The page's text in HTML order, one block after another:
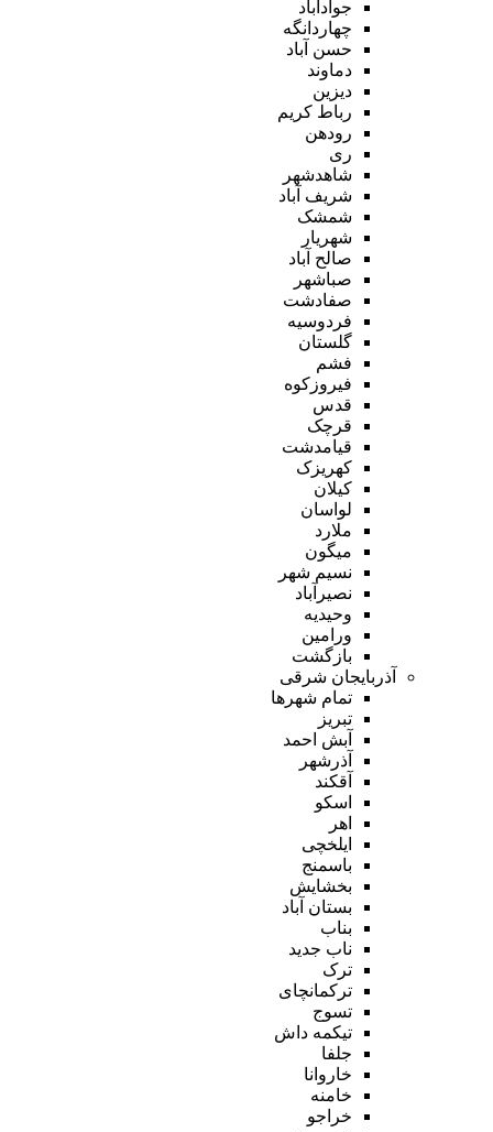
جوادآباد
چهاردانگه
حسن آباد
دماوند
دیزین
رباط کریم
رودهن
ری
شاهدشهر
شریف آباد
شمشک
شهریار
صالح آباد
صباشهر
صفادشت
فردوسیه
گلستان
فشم
فیروزکوه
قدس
قرچک
قیامدشت
کهریزک
کیلان
لواسان
ملارد
میگون
نسیم شهر
نصیرآباد
وحیدیه
ورامین
بازگشت
آذربایجان شرقی
تمام شهر‌ها
تبریز
آبش احمد
آذرشهر
آقکند
اسکو
اهر
ایلخچی
باسمنج
بخشایش
بستان آباد
بناب
ناب جدید
ترک
ترکمانچای
تسوج
تیکمه داش
جلفا
خاروانا
خامنه
خراجو